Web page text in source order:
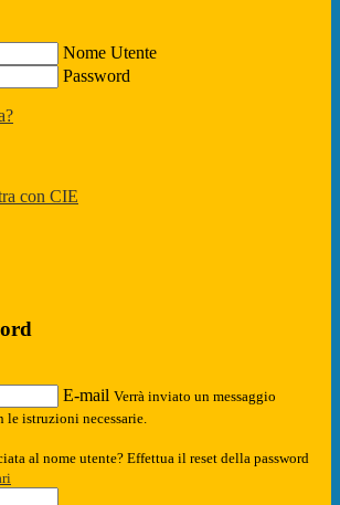
Nome Utente
Password
con CIE
E-mail Verrà inviato un messaggio
istruzioni necessarie.
al nome utente? Effettua il reset della password